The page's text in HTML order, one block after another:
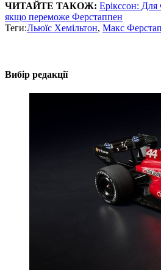
ЧИТАЙТЕ ТАКОЖ: Ерікссон:
якщо переможе Ферстаппен
Теги:Льюїс Хемільтон, Макс
Вибір редакції